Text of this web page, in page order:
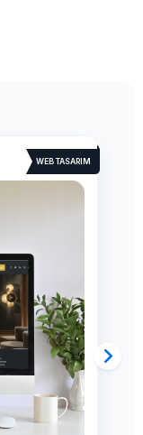
WEB TASARIM